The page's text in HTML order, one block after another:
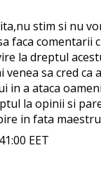
stim si nu
faca comentarii
la dreptul
sa cred ca
in a ataca
la opinii si
in fata
EET